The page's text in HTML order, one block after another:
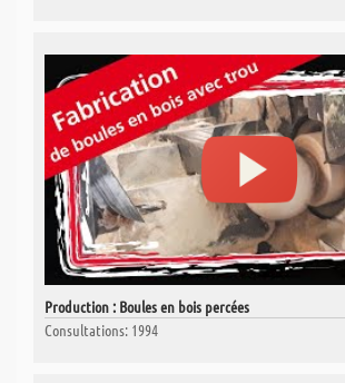
Production : Boules en bois percées
Consultations: 1994